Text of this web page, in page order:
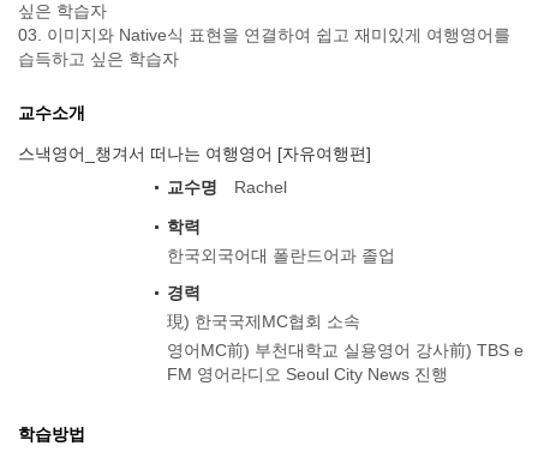
싶은 학습자
03. 이미지와 Native식 표현을 연결하여 쉽고 재미있게 여행영어를
습득하고 싶은 학습자
교수소개
스낵영어_챙겨서 떠나는 여행영어 [자유여행편]
교수명
Rachel
학력
한국외국어대 폴란드어과 졸업
경력
現) 한국국제MC협회 소속
영어MC前) 부천대학교 실용영어 강사前) TBS e
FM 영어라디오 Seoul City News 진행
학습방법